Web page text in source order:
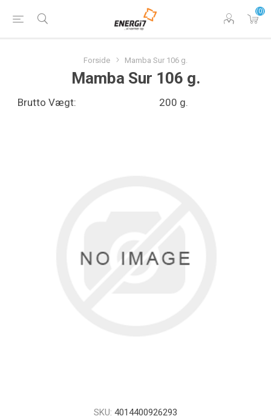
(0)
Forside Mamba Sur 106 g.
Mamba Sur 106 g.
Brutto Vægt: 200 g.
SKU: 4014400926293